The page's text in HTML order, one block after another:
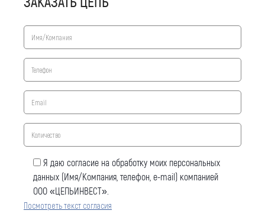
Я даю согласие на обработку моих персональных
данных (Имя/Компания, телефон, e-mail) компанией
ООО «ЦЕПЬИНВЕСТ».
Посмотреть текст согласия